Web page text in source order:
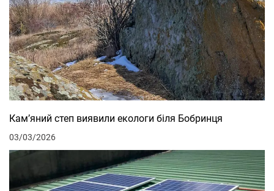
Кам’яний степ виявили екологи біля Бобринця
03/03/2026